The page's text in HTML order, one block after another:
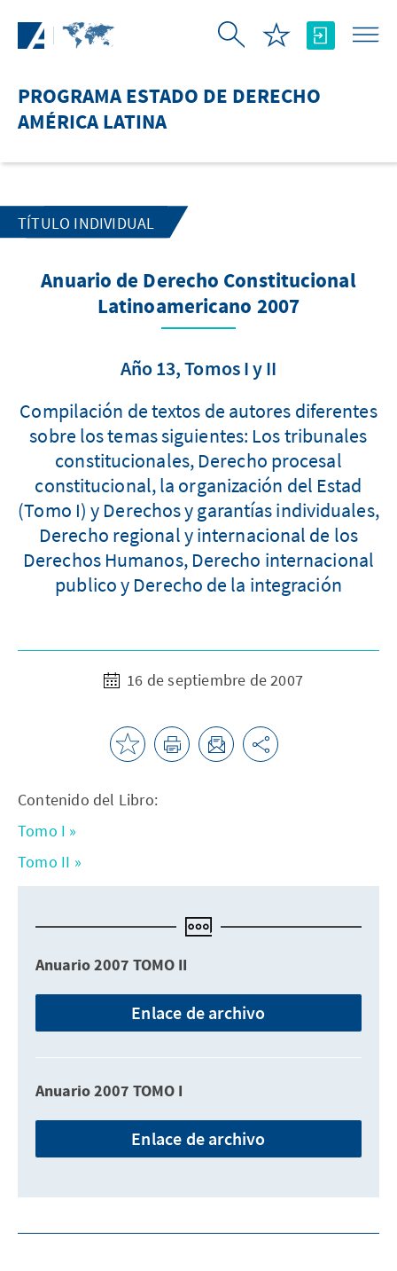
PROGRAMA ESTADO DE DERECHO
AMÉRICA LATINA
TÍTULO INDIVIDUAL
Anuario de Derecho Constitucional
Latinoamericano 2007
Año 13, Tomos I y II
Compilación de textos de autores diferentes
sobre los temas siguientes: Los tribunales
constitucionales, Derecho procesal
constitucional, la organización del Estad
(Tomo I) y Derechos y garantías individuales,
Derecho regional y internacional de los
Derechos Humanos, Derecho internacional
publico y Derecho de la integración
16 de septiembre de 2007
Contenido del Libro:
Tomo I »
Tomo II »
Anuario 2007 TOMO II
Enlace de archivo
Anuario 2007 TOMO I
Enlace de archivo